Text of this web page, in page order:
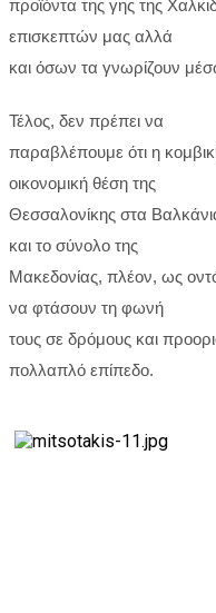
προϊόντα της γης της
επισκεπτών μας αλλά
και όσων τα γνωρίζουν
Τέλος, δεν πρέπει να
παραβλέπουμε ότι η
οικονομική θέση της
Θεσσαλονίκης στα
και το σύνολο της
Μακεδονίας, πλέον, ως
να φτάσουν τη φωνή
τους σε δρόμους και
πολλαπλό επίπεδο.